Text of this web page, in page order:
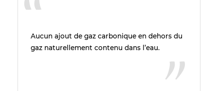
Aucun ajout de gaz carbonique en dehors du
gaz naturellement contenu dans l’eau.